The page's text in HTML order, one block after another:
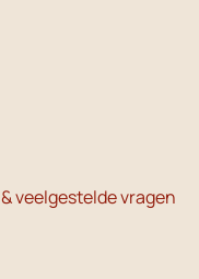
veelgestelde vragen